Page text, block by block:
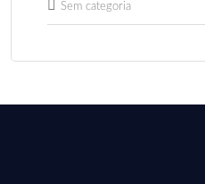
Sem categoria